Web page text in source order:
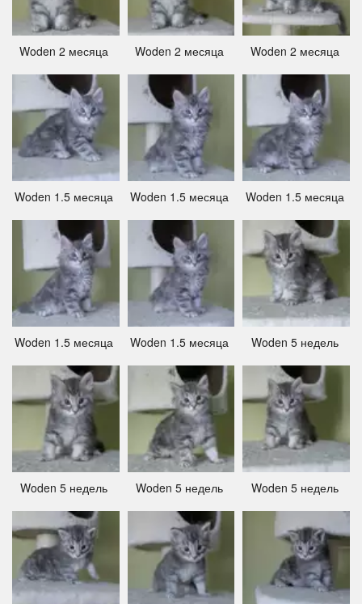
Woden 2 месяца ­ Woden 2 месяца ­ Woden 2 месяца ­
Woden 1.5 месяца ­ Woden 1.5 месяца ­ Woden 1.5 месяца ­
Woden 1.5 месяца ­ Woden 1.5 месяца ­ Woden 5 недель ­
Woden 5 недель ­ Woden 5 недель ­ Woden 5 недель ­